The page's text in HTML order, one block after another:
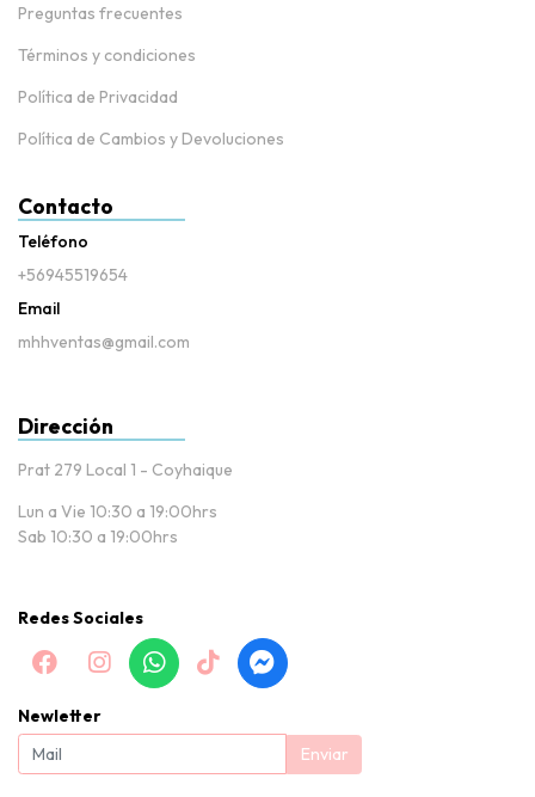
Preguntas frecuentes
Términos y condiciones
Política de Privacidad
Política de Cambios y Devoluciones
Contacto
Teléfono
+56945519654
Email
mhhventas@gmail.com
Dirección
Prat 279 Local 1 - Coyhaique
Lun a Vie 10:30 a 19:00hrs
Sab 10:30 a 19:00hrs
Redes Sociales
Newletter
Enviar